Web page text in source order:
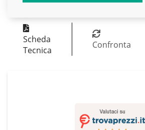
Scheda
Tecnica
Confronta